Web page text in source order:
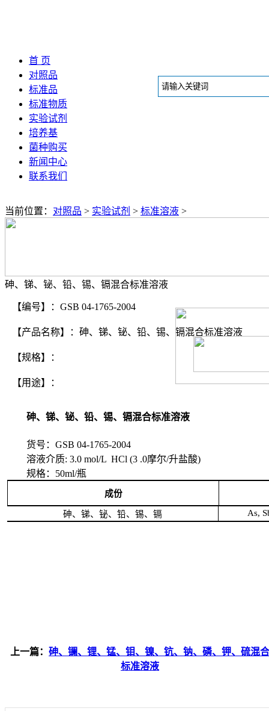
首 页
对照品
标准品
标准物质
实验试剂
培养基
菌种购买
新闻中心
联系我们
当前位置： 对照品 > 实验试剂 > 标准溶液 >
砷、锑、铋、铅、锡、镉混合标准溶液
【编号】：GSB 04-1765-2004
【产品名称】：砷、锑、铋、铅、锡、镉混合标准溶液
【规格】：
【用途】：
砷、锑、铋、铅、锡、镉混合标准溶液
货号：GSB 04-1765-2004
溶液介质: 3.0 mol/L HCl (3 .0摩尔/升盐酸)
规格：50ml/瓶
成份
砷、锑、铋、铅、锡、镉 As,
上一篇： 砷、镧、锂、锰、钼、镍、钪、钠、磷、钾、硫混合
标准溶液